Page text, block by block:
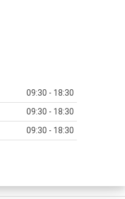
09:30 - 18:30
09:30 - 18:30
09:30 - 18:30